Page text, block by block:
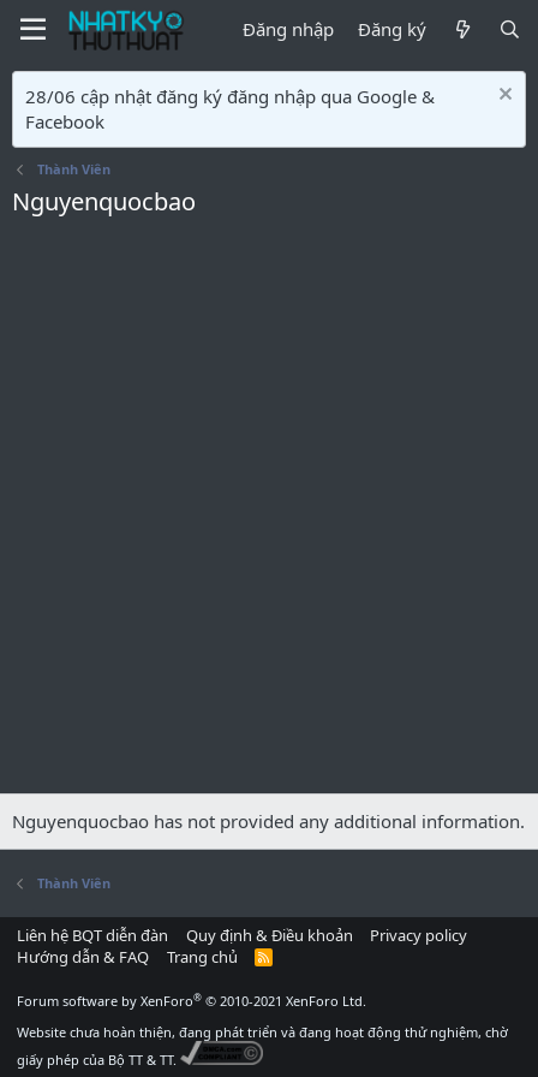
Đăng nhập Đăng ký
28/06 cập nhật đăng ký đăng nhập qua Google &
Facebook
Thành Viên
Nguyenquocbao
Nguyenquocbao has not provided any additional information.
Thành Viên
Liên hệ BQT diễn đàn Quy định & Điều khoản
Privacy policy
Hướng dẫn & FAQ
Trang chủ
R
Forum software by XenForo® © 2010-2021 XenForo Ltd.
Website chưa hoàn thiện, đang phát triển và đang hoạt động thử nghiệm, chờ
giấy phép của Bộ TT & TT.